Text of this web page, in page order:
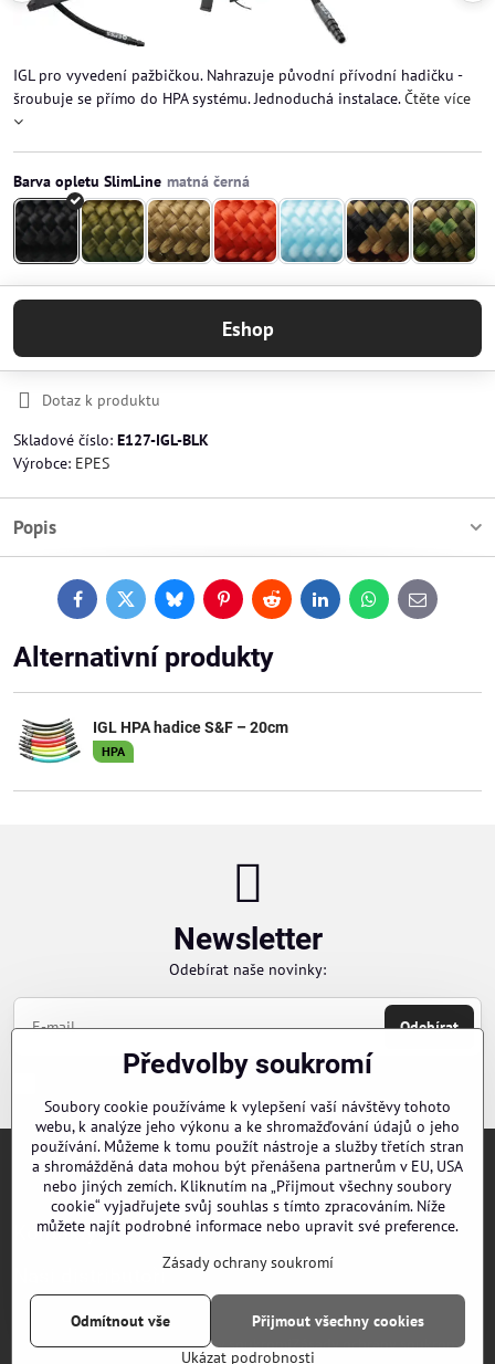
IGL pro vyvedení pažbičkou. Nahrazuje původní přívodní hadičku -
šroubuje se přímo do HPA systému. Jednoduchá instalace.Čtěte více
Barva opletu SlimLine
Eshop
Dotaz k produktu
Skladové číslo: E127-IGL-BLK
Výrobce: EPES
Popis
FacebookTwitterBlueskyPinterestReddit LinkedInWhatsApp
E-
mail
Alternativní produkty
IGL HPA hadice S&F – 20cm
HPA
Newsletter
Odebírat naše novinky:
Odebírat
Chci se přihlásit k odběru novinek e-mailem
Objednávky
Kontakty
Naši distributoři
©2026CopyrightPředvolby soukromíZásady ochrany soukromí
Předvolby soukromí
Soubory cookie používáme k vylepšení vaší návštěvy tohoto
webu, k analýze jeho výkonu a ke shromažďování údajů o jeho
používání. Můžeme k tomu použít nástroje a služby třetích stran
a shromážděná data mohou být přenášena partnerům v EU, USA
nebo jiných zemích. Kliknutím na „Přijmout všechny soubory
cookie“ vyjadřujete svůj souhlas s tímto zpracováním. Níže
můžete najít podrobné informace nebo upravit své preference.
Zásady ochrany soukromí
Ukázat podrobnosti
Přijmout všechny cookies
Odmítnout vše